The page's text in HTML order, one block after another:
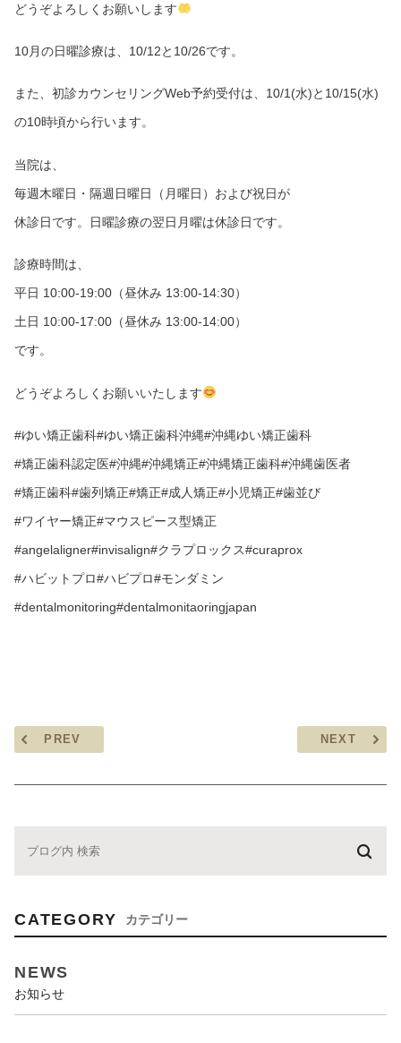
どうぞよろしくお願いします
10月の日曜診療は、10/12と10/26です。
また、初診カウンセリングWeb予約受付は、10/1(水)と10/15(水)
の10時頃から行います。
当院は、
毎週木曜日・隔週日曜日（月曜日）および祝日が
休診日です。日曜診療の翌日月曜は休診日です。
診療時間は、
平日 10:00-19:00（昼休み 13:00-14:30）
土日 10:00-17:00（昼休み 13:00-14:00）
です。
どうぞよろしくお願いいたします
#ゆい矯正歯科#ゆい矯正歯科沖縄#沖縄ゆい矯正歯科
#矯正歯科認定医#沖縄#沖縄矯正#沖縄矯正歯科#沖縄歯医者
#矯正歯科#歯列矯正#矯正#成人矯正#小児矯正#歯並び
#ワイヤー矯正#マウスピース型矯正
#angelaligner#invisalign#クラプロックス#curaprox
#ハビットプロ#ハビプロ#モンダミン
#dentalmonitoring#dentalmonitaoringjapan
PREV NEXT
CATEGORY カテゴリー
NEWS
お知らせ